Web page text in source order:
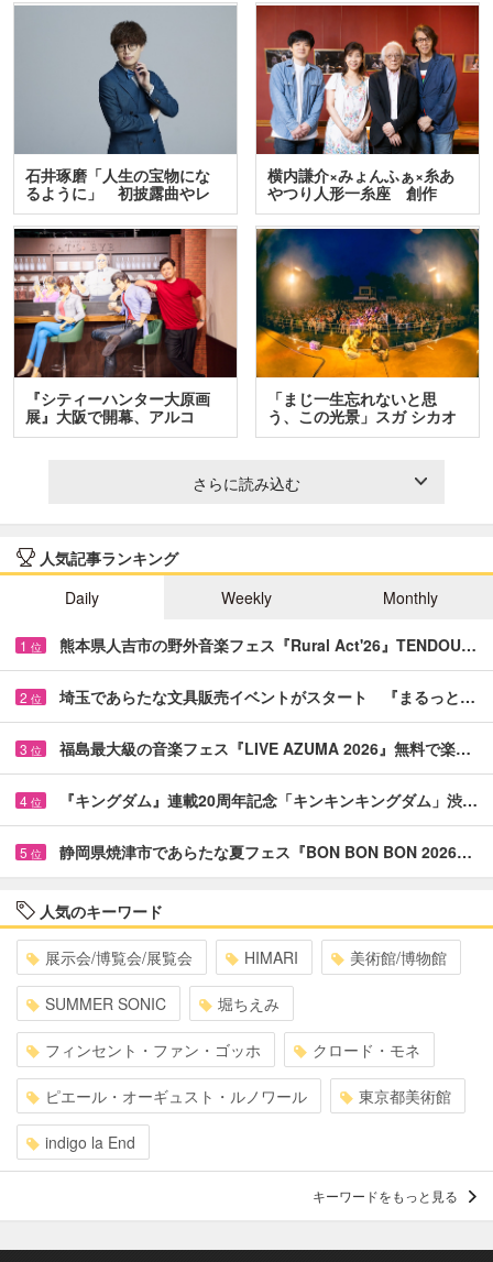
石井琢磨「人生の宝物にな
るように」 初披露曲やレ
ア…
横内謙介×みょんふぁ×糸あ
やつり人形一糸座 創作
人…
『シティーハンター大原画
展』大阪で開幕、アルコ
＆…
「まじ一生忘れないと思
う、この光景」スガ シカオ
と…
さらに読み込む
人気記事ランキング
Daily
Weekly Monthly
1 位 熊本県人吉市の野外音楽フェス『Rural Act'26』TENDOU…
2 位 埼玉であらたな文具販売イベントがスタート 『まるっと…
3 位 福島最大級の音楽フェス『LIVE AZUMA 2026』無料で楽…
4 位 『キングダム』連載20周年記念「キンキンキングダム」渋…
5 位 静岡県焼津市であらたな夏フェス『BON BON BON 2026…
人気のキーワード
展示会/博覧会/展覧会 HIMARI 美術館/博物館
SUMMER SONIC 堀ちえみ
フィンセント・ファン・ゴッホ クロード・モネ
ピエール・オーギュスト・ルノワール 東京都美術館
indigo la End
キーワードをもっと見る